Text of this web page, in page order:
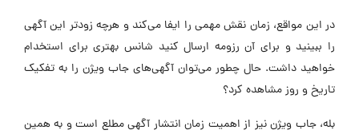
در این مواقع، زمان نقش مهمی را ایفا می‌کند و هرچه زودتر این آگهی
را ببینید و برای آن رزومه ارسال کنید شانس بهتری برای استخدام
خواهید داشت. حال چطور می‌توان آگهی‌های جاب ویژن را به تفکیک
تاریخ و روز مشاهده کرد؟
بله، جاب ویژن نیز از اهمیت زمان انتشار آگهی مطلع است و به همین